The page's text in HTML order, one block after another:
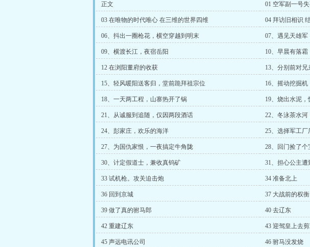
正文 01 空军副一号
03 在唯物的时代唯心 在三维的世界四维 04 拜访旧相识
06、抖出一圈枪花，横空穿越到明末 07、遇见天雄
09、横渡长江，夜宿岳阳 10、早晨有落
12 在浏阳董府的收获 13、分别前对
15、轻风暖阳送客归，堂前跪拜祖宗位 16、摇动挖掘
18、一天两工程，山寨热开了锅 19、烧出水泥
21、从诚服到追随，仅因两段酒话 22、冬泳茶水河
24、彭家庄，欢乐的海洋 25、选择军工厂
27、为国仇家恨，一夜搞定牛角陇 28、回门捡了个
30、计定假道士，兼收真钨矿 31、担心公主遭
33 试机枪。攻关迫击炮 34 准备北上
36 回到京城 37 大战前的权衡
39 做了真的驸马郎 40 去辽东
42 重建辽东 43 迎驾皇上去
45 声远电讯公司 46 驸马没发烧